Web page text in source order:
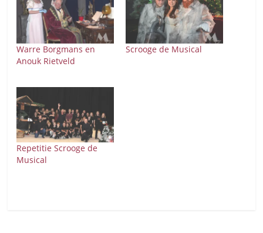
Warre Borgmans en
Anouk Rietveld
Scrooge de Musical
Repetitie Scrooge de
Musical